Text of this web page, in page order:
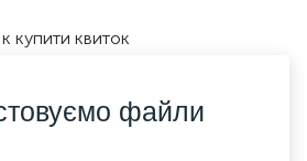
купити квиток
файли